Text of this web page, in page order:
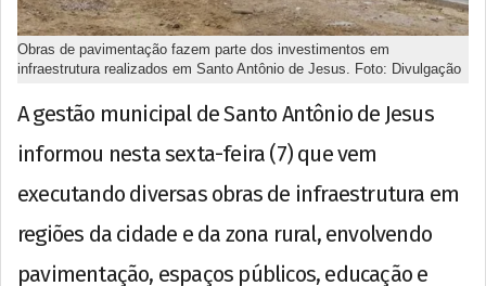
Obras de pavimentação fazem parte dos investimentos em
infraestrutura realizados em Santo Antônio de Jesus. Foto: Divulgação
A gestão municipal de Santo Antônio de Jesus
informou nesta sexta-feira (7) que vem
executando diversas obras de infraestrutura em
regiões da cidade e da zona rural, envolvendo
pavimentação, espaços públicos, educação e